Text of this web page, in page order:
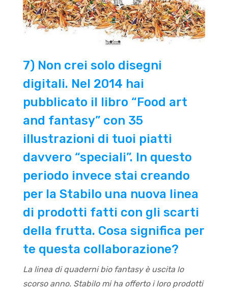
7) Non crei solo disegni
digitali. Nel 2014 hai
pubblicato il libro “Food art
and fantasy” con 35
illustrazioni di tuoi piatti
davvero “speciali”. In questo
periodo invece stai creando
per la Stabilo una nuova linea
di prodotti fatti con gli scarti
della frutta. Cosa significa per
te questa collaborazione?
La linea di quaderni bio fantasy è uscita lo
scorso anno. Stabilo mi ha offerto i loro prodotti